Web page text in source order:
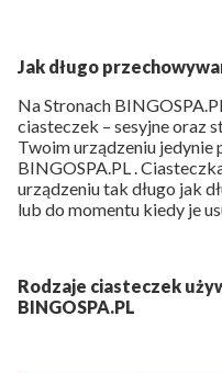
Jak długo
Na Stronach
ciasteczek – sesyjne oraz
Twoim urządzeniu jedynie
BINGOSPA.PL .
urządzeniu tak długo jak
lub do momentu kiedy je
Rodzaje ciasteczek
BINGOSPA.PL